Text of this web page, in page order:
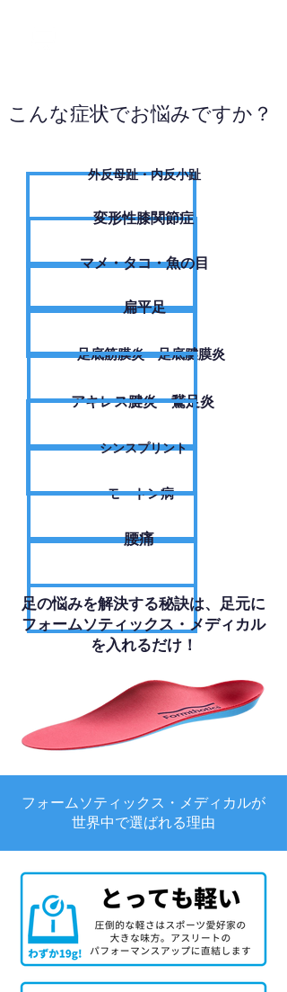
こんな症状でお悩みですか？
外反母趾・内反小趾
変形性膝関節症
​マメ・タコ・魚の目
扁平足
足底筋膜炎・足底腱膜炎
アキレス腱炎・鵞足炎
シンスプリント
モートン病
腰痛
足の悩みを解決する秘訣は、足元に
フォームソティックス・メディカル
を入れるだけ！
フォームソティックス・メディカルが
世界中で選ばれる理由